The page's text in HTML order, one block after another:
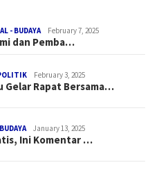
- BUDAYA February 7, 2025
dan Pemba…
February 3, 2025
Gelar Rapat Bersama…
January 13, 2025
Ini Komentar …